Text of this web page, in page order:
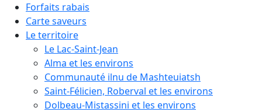
Forfaits rabais
Carte saveurs
Le territoire
Le Lac-Saint-Jean
Alma et les environs
Communauté ilnu de Mashteuiatsh
Saint-Félicien, Roberval et les environs
Dolbeau-Mistassini et les environs